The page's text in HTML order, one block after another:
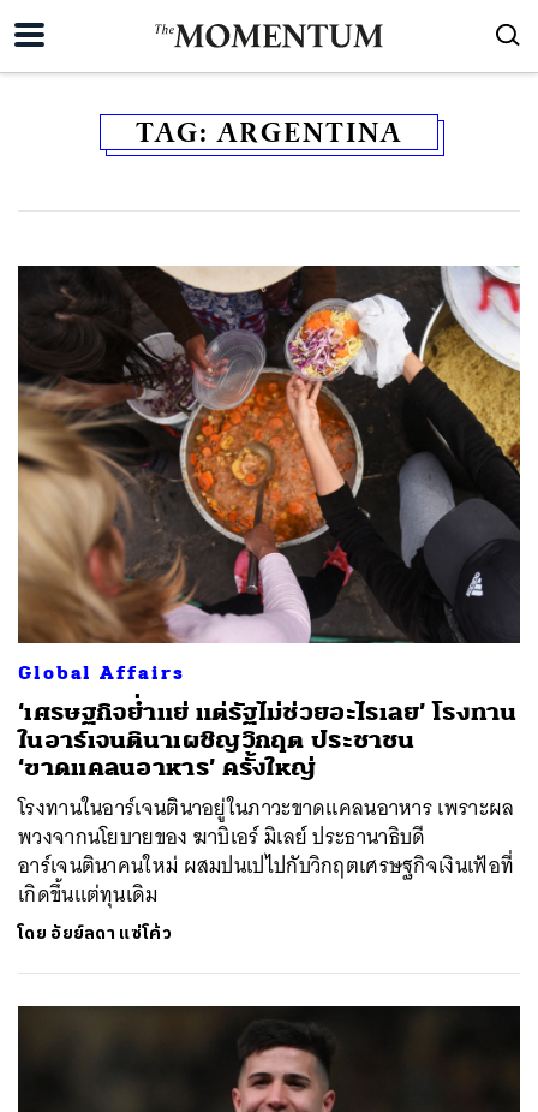
TAG:ARGENTINA
Global Affairs
‘เศรษฐกิจย่ำแย่ แต่รัฐไม่ช่วยอะไรเลย’ โรงทาน
ในอาร์เจนตินาเผชิญวิกฤต ประชาชน
‘ขาดแคลนอาหาร’ ครั้งใหญ่
โรงทานในอาร์เจนตินาอยู่ในภาวะขาดแคลนอาหาร เพราะผล
พวงจากนโยบายของ ฆาบิเอร์ มิเลย์ ประธานาธิบดี
อาร์เจนตินาคนใหม่ ผสมปนเปไปกับวิกฤตเศรษฐกิจเงินเฟ้อที่
เกิดขึ้นแต่ทุนเดิม
โดย อัยย์ลดา แซ่โค้ว